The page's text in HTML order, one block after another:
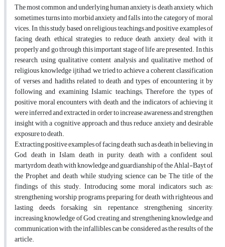
The most common and underlying human anxiety is death anxiety, which
sometimes turns into morbid anxiety and falls into the category of moral
vices. In this study, based on religious teachings and positive examples of
facing death, ethical strategies to reduce death anxiety, deal with it
properly and go through this important stage of life are presented. In this
research, using qualitative content analysis and qualitative method of
religious knowledge ijtihad, we tried to achieve a coherent classification
of verses and hadiths related to death and types of encountering it by
following and examining Islamic teachings; Therefore, the types of
positive moral encounters with death and the indicators of achieving it
were inferred and extracted in order to increase awareness and strengthen
insight with a cognitive approach and thus reduce anxiety and desirable
exposure to death.
Extracting positive examples of facing death such as death in believing in
God, death in Islam, death in purity, death with a confident soul,
martyrdom, death with knowledge and guardianship of the Ahlal-Bayt of
the Prophet and death while studying science can be The title of the
findings of this study. Introducing some moral indicators such as:
strengthening worship programs, preparing for death with righteous and
lasting deeds, forsaking sin, repentance, strengthening sincerity,
increasing knowledge of God, creating and strengthening knowledge and
communication with the infallibles can be considered as the results of the
article.